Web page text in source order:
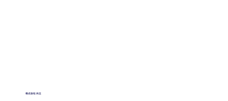
株式会社 共立